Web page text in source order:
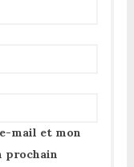
mail et mon
prochain